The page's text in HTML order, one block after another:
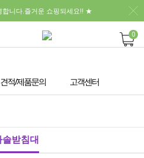
니다.즐거운 쇼핑되세요!! ★
0
견적/제품문의 고객센터
받침대